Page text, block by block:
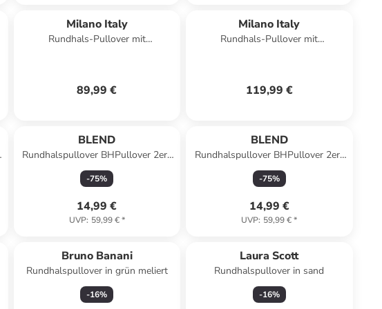
Milano Italy
Rundhals-Pullover mit
89,99 €
Milano Italy
Rundhals-Pullover mit
119,99 €
BLEND
Rundhalspullover BHPullover 2er-
Pack in Braun
-75%
14,99 €
UVP: 59,99 €*
BLEND
Rundhalspullover BHPullover 2er-
Pack in Blau
-75%
14,99 €
UVP: 59,99 €*
Bruno Banani
Rundhalspullover in grün meliert
-16%
Laura Scott
Rundhalspullover in sand
-16%